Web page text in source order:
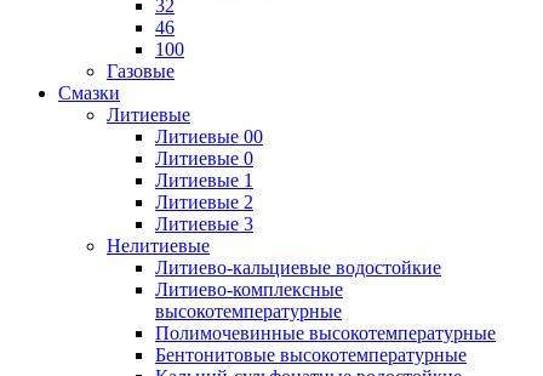
32
46
100
Газовые
Смазки
Литиевые
Литиевые 00
Литиевые 0
Литиевые 1
Литиевые 2
Литиевые 3
Нелитиевые
Литиево-кальциевые водостойкие
Литиево-комплексные
высокотемпературные
Полимочевинные высокотемпературные
Бентонитовые высокотемпературные